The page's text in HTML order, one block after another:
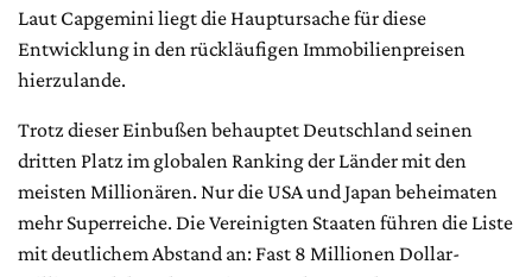
Laut Capgemini liegt die Hauptursache für diese
Entwicklung in den rückläufigen Immobilienpreisen
hierzulande.
Trotz dieser Einbußen behauptet Deutschland seinen
dritten Platz im globalen Ranking der Länder mit den
meisten Millionären. Nur die USA und Japan beheimaten
mehr Superreiche. Die Vereinigten Staaten führen die Liste
mit deutlichem Abstand an: Fast 8 Millionen Dollar-